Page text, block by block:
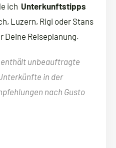
ich Unterkunftstipps
Luzern, Rigi oder Stans
Deine Reiseplanung.
unbeauftragte
in der
nach Gusto